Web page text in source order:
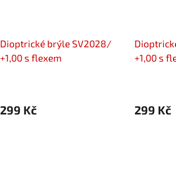
Dioptrické brýle SV2028/
+1,00 s flexem
299 Kč
+1,00 s
299 Kč